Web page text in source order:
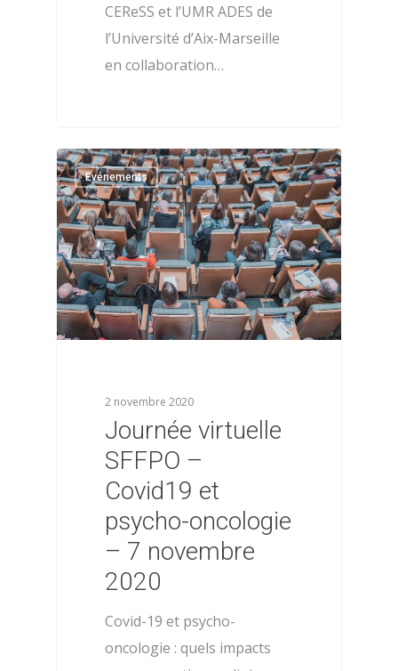
CEReSS et l’UMR ADES de
l’Université d’Aix-Marseille
en collaboration…
Evénements
2 novembre 2020
Journée virtuelle
SFFPO –
Covid19 et
psycho-oncologie
– 7 novembre
2020
Covid-19 et psycho-
oncologie : quels impacts
0